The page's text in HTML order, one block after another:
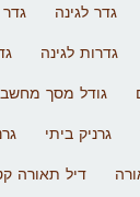
גדר לגינה
גדרות לגינה
גודל מסך
גרניק ביתי
דיל תאורה